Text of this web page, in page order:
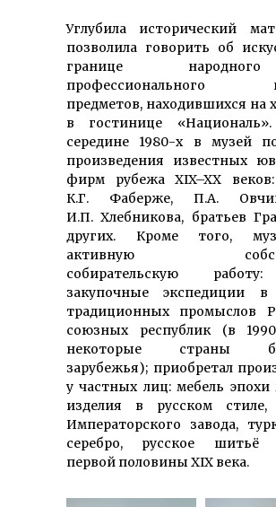
Углубила исторический
позволила говорить об
границе
профессионального
предметов, находившихся на
в гостинице
середине 1980-х в музей
произведения известных
фирм рубежа XIX–XX
К.Г. Фаберже, П.А.
И.П. Хлебникова, братьев
других. Кроме того,
активную
собирательскую
закупочные экспедиции
традиционных промыслов
союзных республик (в
некоторые страны
зарубежья); приобретал
у частных лиц: мебель эпохи
изделия в русском
Императорского завода,
серебро, русское шитьё
первой половины XIX века.